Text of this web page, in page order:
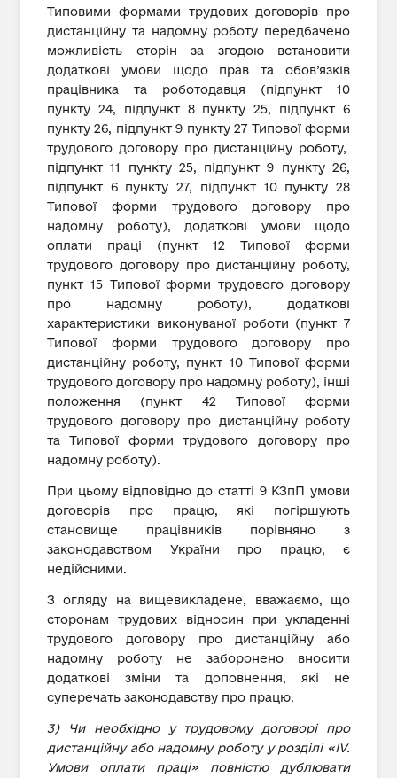
Типовими формами трудових договорів про
дистанційну та надомну роботу передбачено
можливість сторін за згодою встановити
додаткові умови щодо прав та обов’язків
працівника та роботодавця (підпункт 10
пункту 24, підпункт 8 пункту 25, підпункт 6
пункту 26, підпункт 9 пункту 27 Типової форми
трудового договору про дистанційну роботу,
підпункт 11 пункту 25, підпункт 9 пункту 26,
підпункт 6 пункту 27, підпункт 10 пункту 28
Типової форми трудового договору про
надомну роботу), додаткові умови щодо
оплати праці (пункт 12 Типової форми
трудового договору про дистанційну роботу,
пункт 15 Типової форми трудового договору
про надомну роботу), додаткові
характеристики виконуваної роботи (пункт 7
Типової форми трудового договору про
дистанційну роботу, пункт 10 Типової форми
трудового договору про надомну роботу), інші
положення (пункт 42 Типової форми
трудового договору про дистанційну роботу
та Типової форми трудового договору про
надомну роботу).
При цьому відповідно до статті 9 КЗпП умови
договорів про працю, які погіршують
становище працівників порівняно з
законодавством України про працю, є
недійсними.
З огляду на вищевикладене, вважаємо, що
сторонам трудових відносин при укладенні
трудового договору про дистанційну або
надомну роботу не заборонено вносити
додаткові зміни та доповнення, які не
суперечать законодавству про працю.
3) Чи необхідно у трудовому договорі про
дистанційну або надомну роботу у розділі «IV.
Умови оплати праці» повністю дублювати